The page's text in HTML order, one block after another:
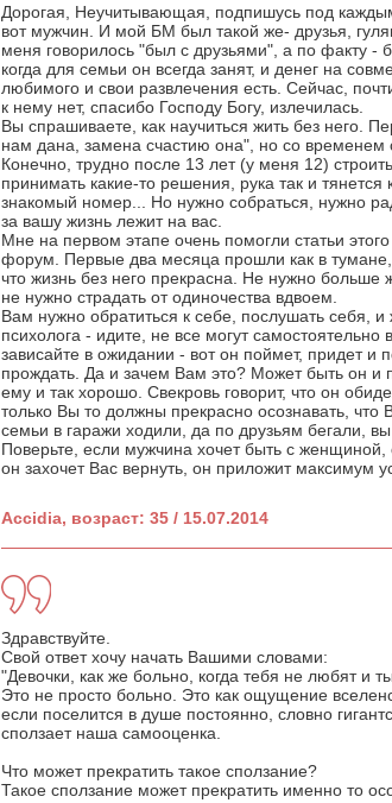
Дорогая, Неучитывающая, подпишусь под
вот мужчин. И мой БМ был такой же- друзья,
меня говорилось "был с друзьями", а по факту
когда для семьи он всегда занят, и денег на
любимого и свои развлечения есть. Сейчас,
к нему нет, спасибо Господу Богу, излечилась.
Вы спрашиваете, как научиться жить без него.
нам дана, замена счастию она", но со временем
Конечно, трудно после 13 лет (у меня 12)
принимать какие-то решения, рука так и
знакомый номер... Но нужно собраться, нужно
за вашу жизнь лежит на вас.
Мне на первом этапе очень помогли статьи
форум. Первые два месяца прошли как в тумане,
что жизнь без него прекрасна. Не нужно больше
не нужно страдать от одиночества вдвоем.
Вам нужно обратиться к себе, послушать себя,
психолога - идите, не все могут
зависайте в ожидании - вот он поймет, придет
прождать. Да и зачем Вам это? Может быть он и
ему и так хорошо. Свекровь говорит, что он
только Вы то должны прекрасно осознавать, что
семьи в гаражи ходили, да по друзьям бегали,
Поверьте, если мужчина хочет быть с
он захочет Вас вернуть, он приложит максимум
Accidia, возраст: 35 / 15.07.2014
Здравствуйте.
Свой ответ хочу начать Вашими словами:
"Девочки, как же больно, когда тебя не любят и
Это не просто больно. Это как ощущение
если поселится в душе постоянно, словно
сползает наша самооценка.
Что может прекратить такое сползание?
Такое сползание может прекратить именно то